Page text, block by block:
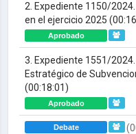
2. Expediente 1150/
en el ejercicio 2025
Aprobado
3. Expediente 1551/
Estratégico de
(00:18:01)
Aprobado
Debate